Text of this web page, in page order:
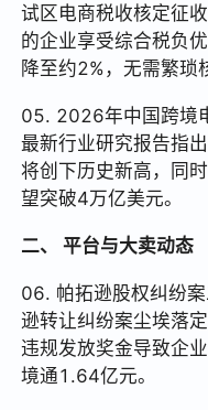
试区电商税收核定征
的企业享受综合税负
降至约2%，无需繁琐
05. 2026年中国跨境
最新行业研究报告指
将创下历史新高，同
望突破4万亿美元。
二、 平台与大卖动态
06. 帕拓逊股权纠纷
逊转让纠纷案尘埃落
违规发放奖金导致企
境通1.64亿元。